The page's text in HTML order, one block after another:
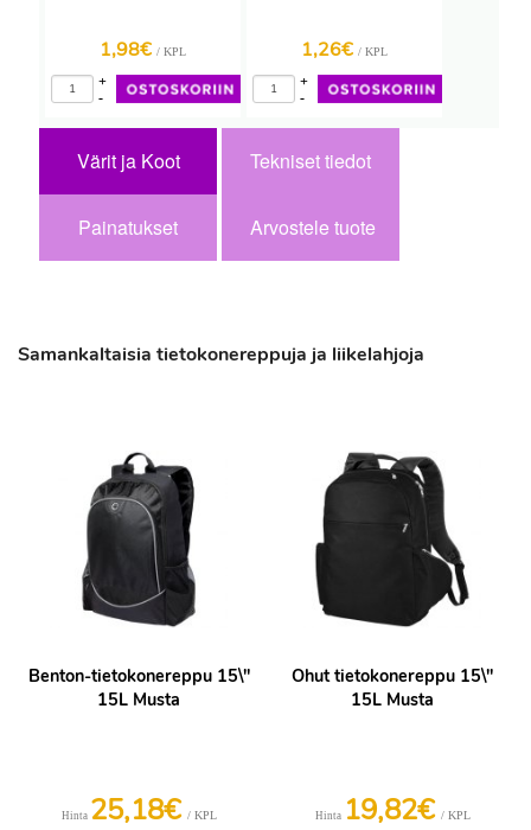
1,98€ / KPL
-
+
1,26€ / KPL
-
+
Värit ja Koot Tekniset tiedot
Painatukset Arvostele tuote
Samankaltaisia tietokonereppuja ja liikelahjoja
Benton-tietokonereppu 15\"
15L Musta
Hinta 25,18€ / KPL
Ohut tietokonereppu 15\"
15L Musta
Hinta 19,82€ / KPL